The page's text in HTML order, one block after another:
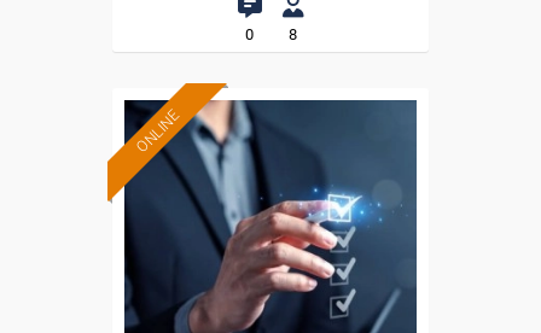
0 8
ONLINE
Formación 100%
subvencionada.
Para desempleados,
trabajadores y autónomos.
Sector